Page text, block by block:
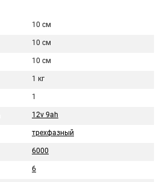
10 см
10 см
10 см
1 кг
1
12v 9ah
трехфазный
6000
6